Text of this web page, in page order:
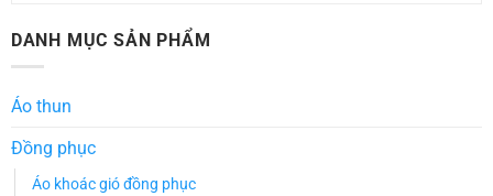
DANH MỤC SẢN PHẨM
Áo thun
Đồng phục
Áo khoác gió đồng phục